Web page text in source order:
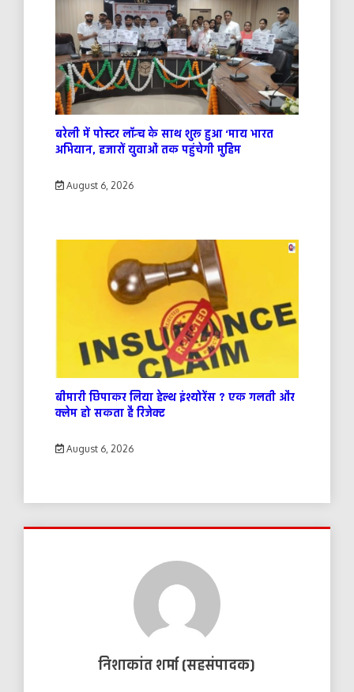
बरेली में पोस्टर लॉन्च के साथ शुरू हुआ ‘माय भारत
अभियान, हजारों युवाओं तक पहुंचेगी मुहिम
August 6, 2026
बीमारी छिपाकर लिया हेल्थ इंश्योरेंस ? एक गलती और
क्लेम हो सकता है रिजेक्ट
August 6, 2026
निशाकांत शर्मा (सहसंपादक)